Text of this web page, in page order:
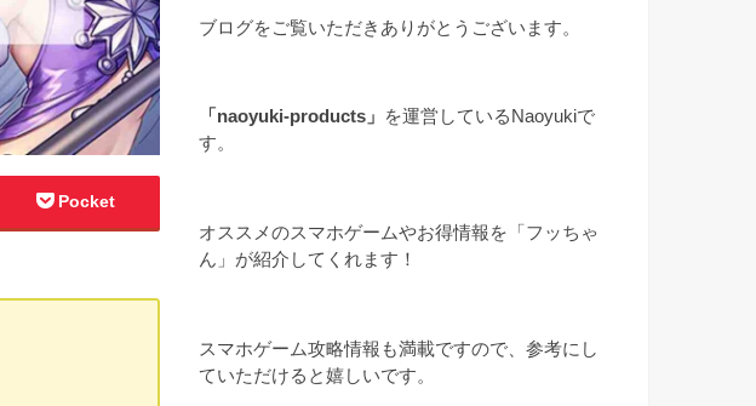
Pocket
ブログをご覧いただきありがとうございます。
「naoyuki-products」
を運営しているNaoyukiで
す。
オススメのスマホゲームやお得情報を「フッちゃ
ん」が紹介してくれます！
スマホゲーム攻略情報も満載ですので、参考にし
ていただけると嬉しいです。